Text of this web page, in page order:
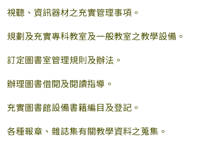
視聽、資訊器材之充實管理事項。
規劃及充實專科教室及一般教室之教學設備。
訂定圖書室管理規則及辦法。
辦理圖書借閱及閱讀指導。
充實圖書館設備書籍編目及登記。
各種報章、雜誌集有關教學資料之蒐集。